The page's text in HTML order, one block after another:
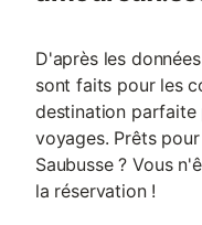
D'après les
sont faits pour les
destination parfaite
voyages. Prêts
Saubusse ? Vous
la réservation !